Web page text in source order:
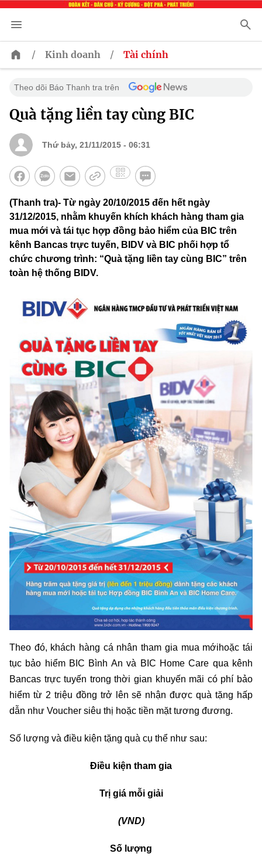
/ Kinh doanh / Tài chính
Theo dõi Báo Thanh tra trên
Quà tặng liền tay cùng BIC
Thứ bảy, 21/11/2015 - 06:31
(Thanh tra)- Từ ngày 20/10/2015 đến hết ngày
31/12/2015, nhằm khuyến khích khách hàng tham gia
mua mới và tái tục hợp đồng bảo hiểm của BIC trên
kênh Bancas trực tuyến, BIDV và BIC phối hợp tổ
chức chương trình: “Quà tặng liền tay cùng BIC” trên
toàn hệ thống BIDV.
Theo đó, khách hàng cá nhân tham gia mua mớihoặc tái
tục bảo hiểm BIC Bình An và BIC Home Care qua kênh
Bancas trực tuyến trong thời gian khuyến mãi có phí bảo
hiểm từ 2 triệu đồng trở lên sẽ nhận được quà tặng hấp
dẫn như Voucher siêu thị hoặc tiền mặt tương đương.
Số lượng và điều kiện tặng quà cụ thể như sau:
Điều kiện tham gia
Trị giá mỗi giải
(VND)
Số lượng